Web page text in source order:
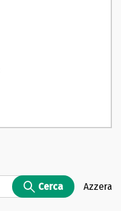
Cerca Azzera